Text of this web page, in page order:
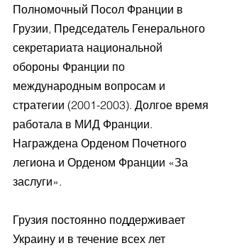
Полномочный Посол Франции в
Грузии, Председатель Генерального
секретариата национальной
обороны Франции по
международным вопросам и
стратегии (2001-2003). Долгое время
работала в МИД Франции.
Награждена Орденом Почетного
легиона и Орденом Франции «За
заслуги».
Грузия постоянно поддерживает
Украину и в течение всех лет